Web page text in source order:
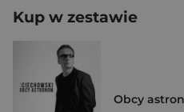
Kup w zestawie
Obcy